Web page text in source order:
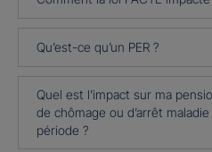
Qu’est-ce qu’un PER ?
Quel est l’impact sur ma
de chômage ou d’arrêt
période ?